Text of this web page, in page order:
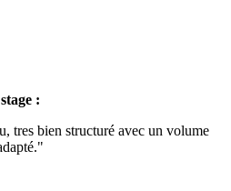
:
tres bien structuré avec un volume